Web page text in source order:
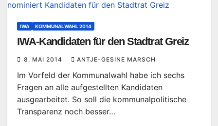
IWA KOMMUNALWAHL 2014
IWA-Kandidaten für den Stadtrat Greiz
8. MAI 2014 ANTJE-GESINE MARSCH
Im Vorfeld der Kommunalwahl habe ich sechs
Fragen an alle aufgestellten Kandidaten
ausgearbeitet. So soll die kommunalpolitische
Transparenz noch besser…